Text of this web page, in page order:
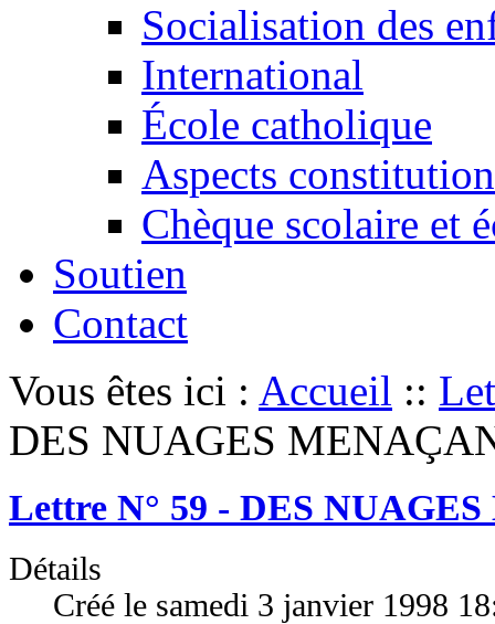
Socialisation des
International
École catholique
Aspects
Chèque scolaire et
Soutien
Contact
Vous êtes ici : Accueil ::
DES NUAGES
Lettre N° 59 - DES
Détails
Créé le samedi 3 janvier 1998